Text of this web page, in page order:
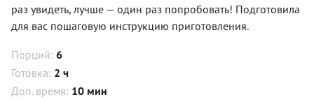
раз увидеть, лучше — один раз попробовать! Подготовила
для вас пошаговую инструкцию приготовления.
Порций: 6
Готовка: 2 ч
Доп. время: 10 мин